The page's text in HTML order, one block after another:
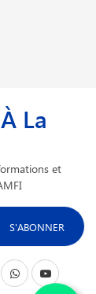
La
et
S'ABONNER